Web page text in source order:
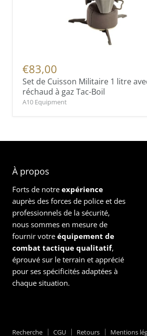
€83,00
Set de Cuisson Militaire 1 litre
réchaud à gaz Tac-Boil
A10 Equipment
À propos
Forts de notre expérience
auprès des forces de police et des
professionnels de la sécurité,
nous sommes en mesure de
fournir votre équipement de
combat tactique qualitatif,
éprouvé sur le terrain et apprécié
pour ses spécificités adaptées à
chaque situation.
Recherche CGU Retours Mentions